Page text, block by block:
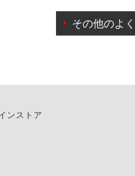
事由によりご予約のキャンセ
その他のよ
ンストア